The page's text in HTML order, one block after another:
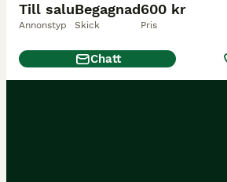
Till salu
Annonstyp
Begagnad
Skick
600 kr
Pris
Chatt